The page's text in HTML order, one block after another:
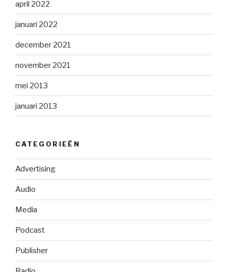
april 2022
januari 2022
december 2021
november 2021
mei 2013
januari 2013
CATEGORIEËN
Advertising
Audio
Media
Podcast
Publisher